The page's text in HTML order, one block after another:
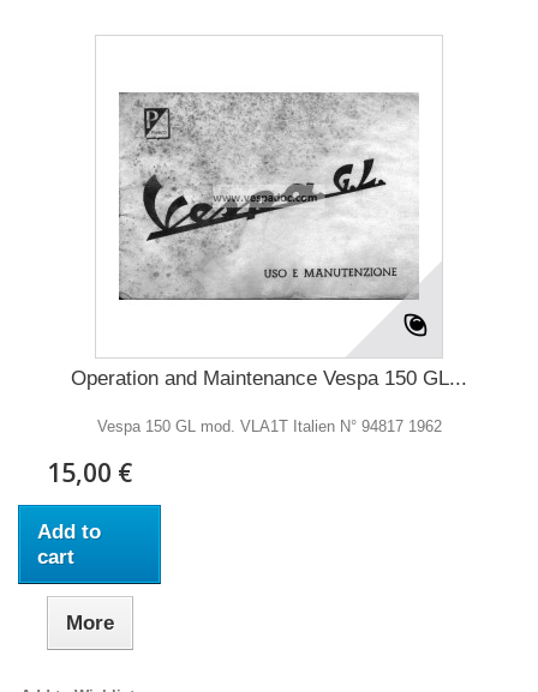
Operation and Maintenance Vespa 150 GL...
Vespa 150 GL mod. VLA1T Italien N° 94817 1962
15,00 €
Add to
cart
More